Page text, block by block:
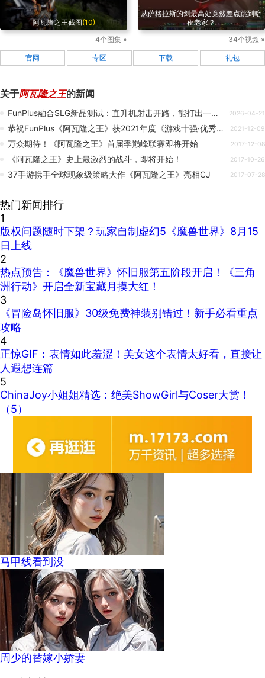
阿瓦隆之王截图(10)
4个图集 »
从萨格拉斯的剑最高处竟然差点跳到暗
夜老家？
34个视频 »
官网 专区 下载 礼包
关于阿瓦隆之王的新闻
FunPlus融合SLG新品测试：直升机射击开路，能打出一片天吗？ 2026-04-21
恭祝FunPlus《阿瓦隆之王》获2021年度《游戏十强·优秀游戏音乐设计提名奖》 2021-12-09
万众期待！《阿瓦隆之王》首届季巅峰联赛即将开始 2017-12-08
《阿瓦隆之王》史上最激烈的战斗，即将开始！ 2017-10-26
37手游携手全球现象级策略大作《阿瓦隆之王》亮相CJ 2017-07-28
热门新闻排行
1
版权问题随时下架？玩家自制虚幻5《魔兽世界》8月15
日上线
2
热点预告：《魔兽世界》怀旧服第五阶段开启！《三角
洲行动》开启全新宝藏月摸大红！
3
《冒险岛怀旧服》30级免费神装别错过！新手必看重点
攻略
4
正惊GIF：表情如此羞涩！美女这个表情太好看，直接让
人遐想连篇
5
ChinaJoy小姐姐精选：绝美ShowGirl与Coser大赏！
（5）
马甲线看到没
周少的替嫁小娇妻